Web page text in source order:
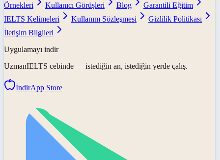
Örnekleri
Kullanıcı Görüşleri Blog
Garantili Eğitim
IELTS Kelimeleri
Kullanım Sözleşmesi
Gizlilik Politikası
İletişim Bilgileri
Uygulamayı indir
UzmanIELTS cebinde — istediğin an, istediğin yerde çalış.
İndirApp Store